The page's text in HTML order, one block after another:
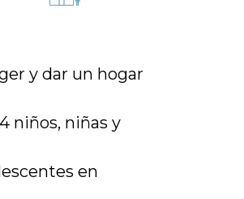
y dar un hogar
niños, niñas y
en